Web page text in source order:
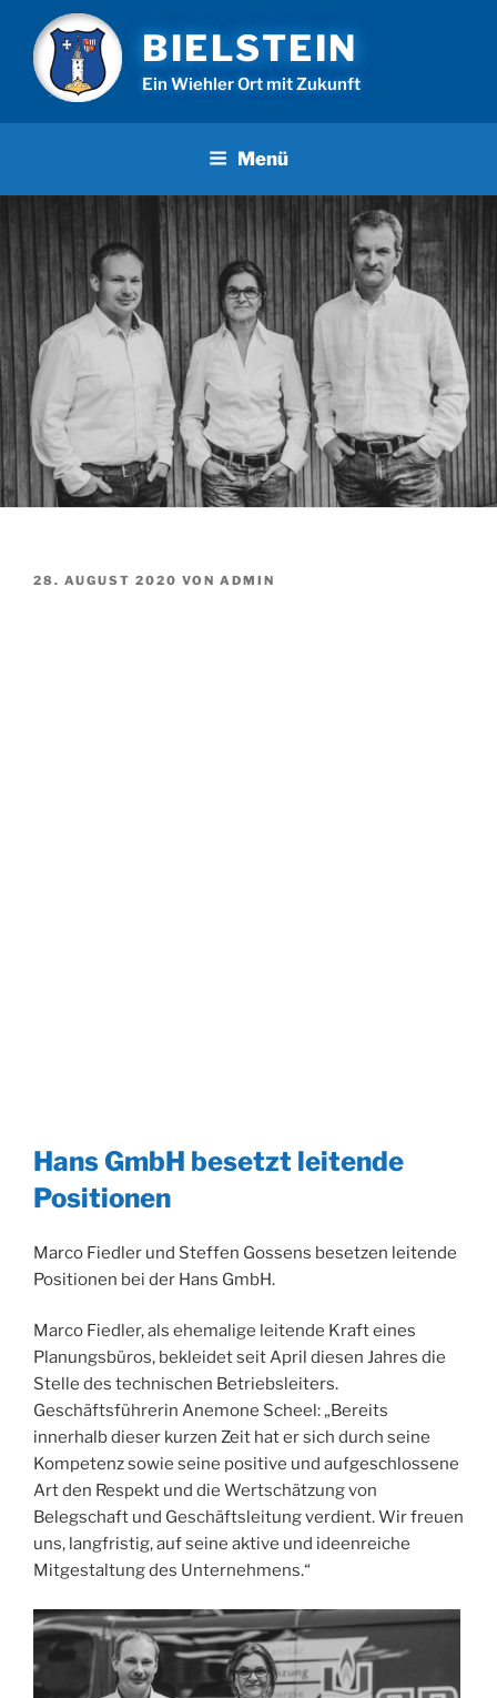
Inhalt
springen
BIELSTEIN
Ein Wiehler Ort mit Zukunft
Menü
VERÖFFENTLICHT
28. AUGUST 2020 VON ADMIN
Hans GmbH besetzt leitende
Positionen
Marco Fiedler und Steffen Gossens besetzen leitende
Positionen bei der Hans GmbH.
Marco Fiedler, als ehemalige leitende Kraft eines
Planungsbüros, bekleidet seit April diesen Jahres die
Stelle des technischen Betriebsleiters.
Geschäftsführerin Anemone Scheel: „Bereits
innerhalb dieser kurzen Zeit hat er sich durch seine
Kompetenz sowie seine positive und aufgeschlossene
Art den Respekt und die Wertschätzung von
Belegschaft und Geschäftsleitung verdient. Wir freuen
uns, langfristig, auf seine aktive und ideenreiche
Mitgestaltung des Unternehmens.“